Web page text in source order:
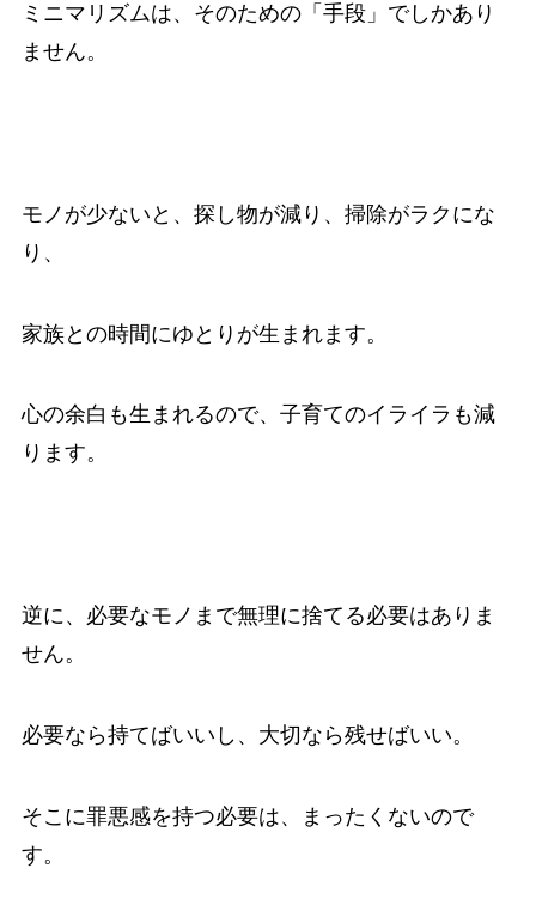
ミニマリズムは、そのための「手段」でしかあり
ません。
モノが少ないと、探し物が減り、掃除がラクにな
り、
家族との時間にゆとりが生まれます。
心の余白も生まれるので、子育てのイライラも減
ります。
逆に、必要なモノまで無理に捨てる必要はありま
せん。
必要なら持てばいいし、大切なら残せばいい。
そこに罪悪感を持つ必要は、まったくないので
す。